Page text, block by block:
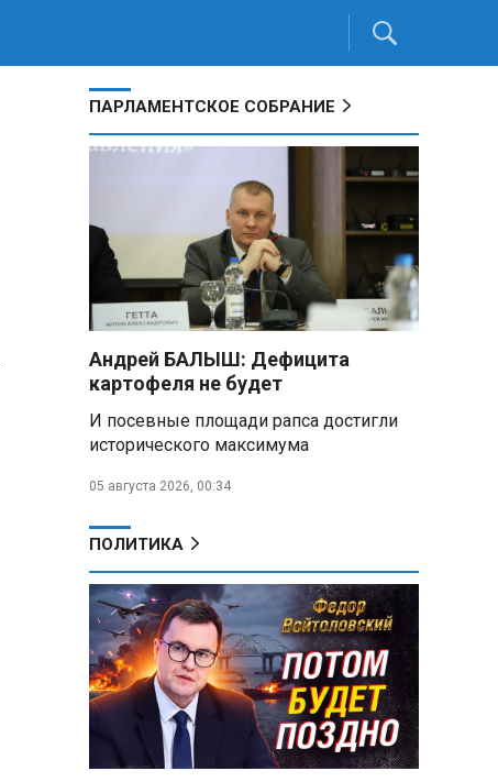
ПАРЛАМЕНТСКОЕ СОБРАНИЕ
Андрей БАЛЫШ: Дефицита
картофеля не будет
И посевные площади рапса достигли
исторического максимума
05 августа 2026, 00:34
ПОЛИТИКА